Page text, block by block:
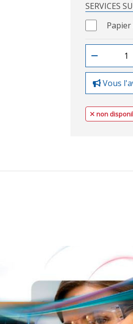
SERVICES
Papier
Vous
non